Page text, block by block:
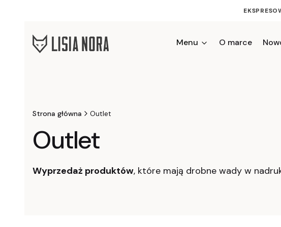
Menu O marce
Strona główna Outlet
Outlet
Wyprzedaż produktów, które mają drobne wady w